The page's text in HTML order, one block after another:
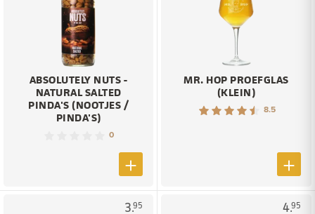
ABSOLUTELY NUTS -
NATURAL SALTED
PINDA'S (NOOTJES /
PINDA'S)
0
MR. HOP PROEFGLAS
(KLEIN)
8.5
3.95 4.95